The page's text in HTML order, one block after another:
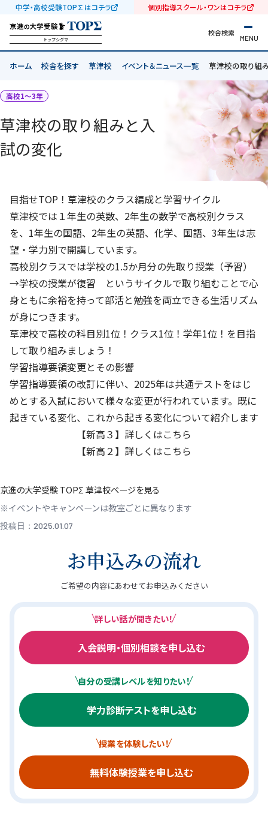
中学・高校受験TOP∑はコチラ 個別指導スクール・ワンはコチラ
トップシグマ
校舎検索
MENU
ホーム 校舎を探す 草津校 イベント＆ニュース一覧 草津校の取り組
高校1〜3年
草津校の取り組みと入
試の変化
目指せTOP！草津校のクラス編成と学習サイクル
草津校では１年生の英数、2年生の数学で高校別クラス
を、1年生の国語、2年生の英語、化学、国語、3年生は志
望・学力別で開講しています。
高校別クラスでは学校の1.5か月分の先取り授業（予習）
→学校の授業が復習 というサイクルで取り組むことで心
身ともに余裕を持って部活と勉強を両立できる生活リズム
が身につきます。
草津校で高校の科目別1位！クラス1位！学年1位！を目指
して取り組みましょう！
学習指導要領変更とその影響
学習指導要領の改訂に伴い、2025年は共通テストをはじ
めとする入試において様々な変更が行われています。既に
起きている変化、これから起きる変化について紹介します
【新高３】詳しくはこちら
【新高２】詳しくはこちら
京進の大学受験 TOPΣ 草津校ページを見る
※イベントやキャンペーンは教室ごとに異なります
投稿日：2025.01.07
お申込みの流れ
ご希望の内容にあわせてお申込みください
詳しい話が聞きたい！
入会説明・個別相談を申し込む
自分の受講レベルを知りたい！
学力診断テストを申し込む
授業を体験したい！
無料体験授業を申し込む